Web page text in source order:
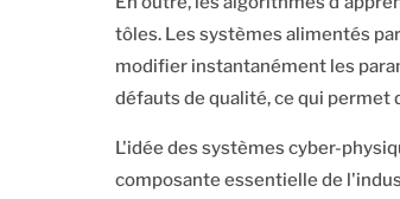
tôles. Les systèmes alimentés
modifier instantanément les
défauts de qualité, ce qui
L'idée des systèmes cyber-
composante essentielle de